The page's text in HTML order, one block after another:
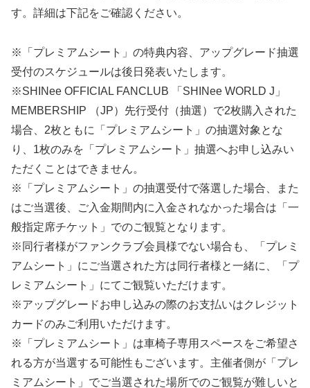
す。詳細は下記をご確認ください。
※「プレミアムシート」の特典内容、アップグレード抽選
受付のスケジュールは後日発表いたします。
※SHINee OFFICIAL FANCLUB 「SHINee WORLD J」
MEMBERSHIP （JP）先行受付（抽選）で2枚購入された
場合、2枚ともに「プレミアムシート」の抽選対象とな
り、1枚のみを「プレミアムシート」抽選へお申し込みい
ただくことはできません。
※「プレミアムシート」の抽選受付で落選した場合、また
はご当選後、ご入金期間内に入金されなかった場合は「一
般指定席チケット」でのご観覧となります。
※同行者様がファンクラブ会員様でない場合も、「プレミ
アムシート」にご当選された方は同行者様と一緒に、「プ
レミアムシート」にてご観覧いただけます。
※アップグレードお申し込みの際のお支払いはクレジット
カードのみご利用いただけます。
※「プレミアムシート」は車椅子専用スペースをご希望さ
れる方が当選する可能性もございます。主催者側が「プレ
ミアムシート」でご当選された場所でのご観覧が難しいと